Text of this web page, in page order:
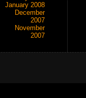
January 2008
December
2007
November
2007